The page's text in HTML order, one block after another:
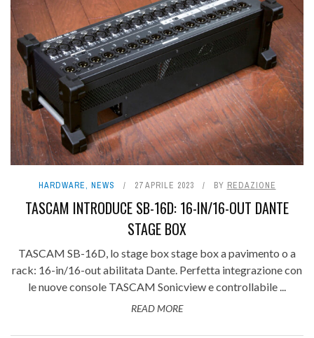
HARDWARE, NEWS 27 APRILE 2023 BY REDAZIONE
TASCAM INTRODUCE SB-16D: 16-IN/16-OUT DANTE
STAGE BOX
TASCAM SB-16D, lo stage box stage box a pavimento o a
rack: 16-in/16-out abilitata Dante. Perfetta integrazione con
le nuove console TASCAM Sonicview e controllabile ...
READ MORE